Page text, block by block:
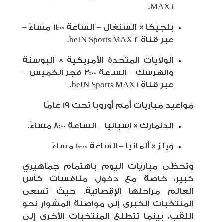
MAX 1.
بلجيكا × السنغال – الساعة 11:00 مساءً –
عبر قناة beIN Sports MAX 2.
الولايات المتحدة الأمريكية × البوسنة
والهرسك – الساعة 3:00 فجر الخميس –
عبر قناة beIN Sports MAX 1.
مواعيد مباريات أمم أوروبا تحت 19 عامًا
الدنمارك × إسبانيا – الساعة 8:00 مساءً.
ويلز × ألمانيا – الساعة 10:00 مساءً.
وتحظى مباريات اليوم باهتمام جماهيري
كبير، خاصة مع دخول منافسات كأس
العالم مراحلها الإقصائية، حيث تسعى
المنتخبات الكبرى إلى مواصلة المشوار نحو
اللقب، بينما تتطلع المنتخبات الأخرى إلى